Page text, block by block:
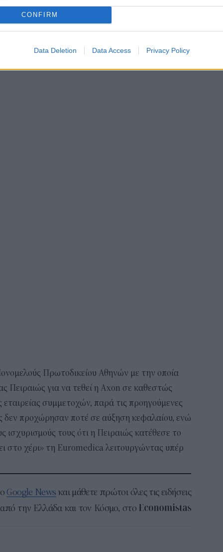
CONFIRM
Data Deletion Data Access Privacy Policy
Healthcare Investors την οποία διαχειρίζεται
17,52%, θα πρέπει να βρεθεί κάποιος
αύξηση. Μπορεί αυτός να είναι η οικογένεια
Πρωτοδικείου Αθηνών με την οποία
Πειραιώς για να τεθεί η Axon σε καθεστώς
εταιρείας συμμετοχών, παρά τις προηγούμενες
δεν προχώρησαν ποτέ σε αύξηση κεφαλαίου, ενώ
ισχυρισμούς τους ότι η Πειραιώς κατέθεσε το
στο χέρι» τη Euromedica λειτουργώντας υπέρ
Google News και μάθετε πρώτοι όλες τις ειδήσεις
την Ελλάδα και τον Κόσμο, στο